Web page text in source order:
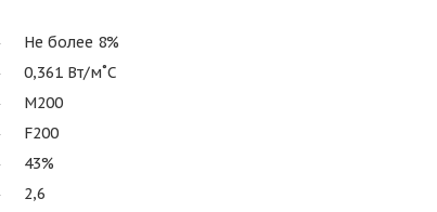
Не более 8%
0,361 Вт/м˚С
М200
F200
43%
2,6